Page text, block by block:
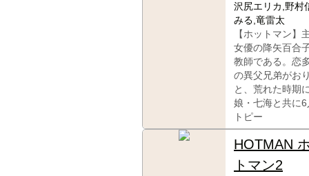
沢尻エリカ,野村
みる,竜雷太
【ホットマン】
女優の降矢百合
教師である。恋
の異父兄弟がお
と、荒れた時期
娘・七海と共に
トピー
HOTMAN
トマン2